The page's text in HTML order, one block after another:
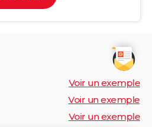
Voir un exemple
Voir un exemple
Voir un exemple